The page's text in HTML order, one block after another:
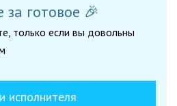
за готовое 🎉
только если вы довольны
исполнителя